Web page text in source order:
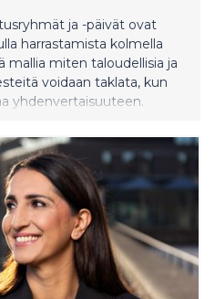
ja -päivät ovat
harrastamista kolmella
mallia miten taloudellisia ja
voidaan taklata, kun
yhdenvertaisuuteen.